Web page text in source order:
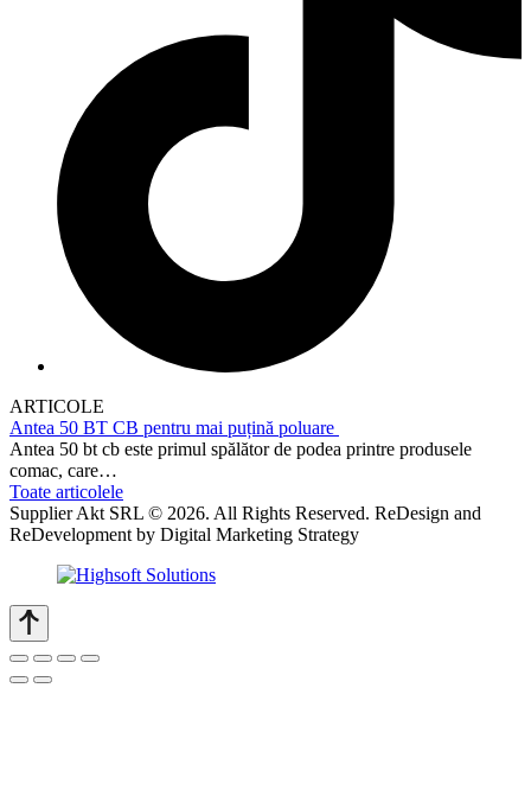
ARTICOLE
Antea 50 BT CB pentru mai puțină poluare
Antea 50 bt cb este primul spălător de podea printre produsele
comac, care…
Toate articolele
Supplier Akt SRL © 2026. All Rights Reserved. ReDesign and
ReDevelopment by Digital Marketing Strategy